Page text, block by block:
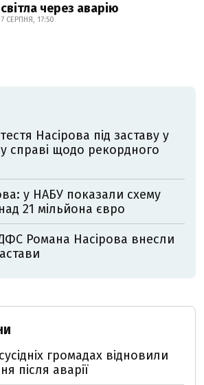
світла через аварію
7 СЕРПНЯ, 17:50
Насірова під заставу у
справі щодо рекордного
у НАБУ показали схему
21 мільйона євро
Романа Насірова внесли
громадах відновили
після аварії